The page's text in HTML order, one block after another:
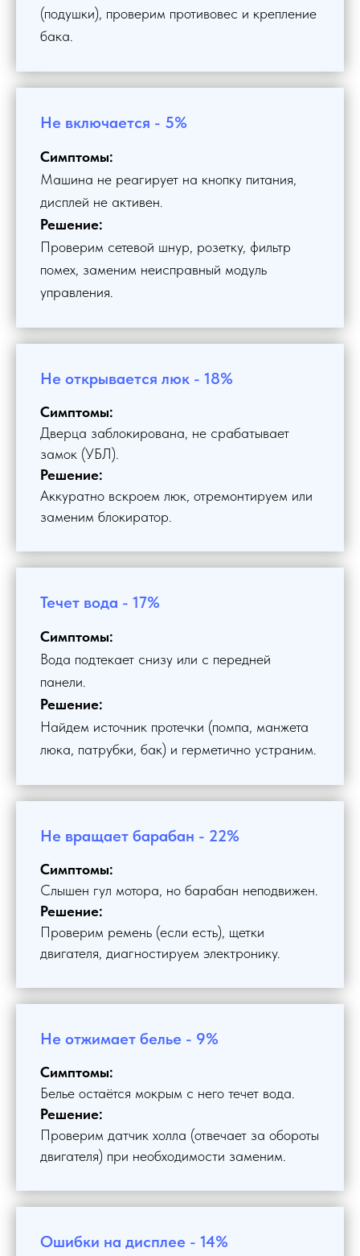
(подушки), проверим противовес и крепление
бака.
Не включается - 5%
Симптомы:
Машина не реагирует на кнопку питания,
дисплей не активен.
Решение:
Проверим сетевой шнур, розетку, фильтр
помех, заменим неисправный модуль
управления.
Не открывается люк - 18%
Симптомы:
Дверца заблокирована, не срабатывает
замок (УБЛ).
Решение:
Аккуратно вскроем люк, отремонтируем или
заменим блокиратор.
Течет вода - 17%
Симптомы:
Вода подтекает снизу или с передней
панели.
Решение:
Найдем источник протечки (помпа, манжета
люка, патрубки, бак) и герметично устраним.
Не вращает барабан - 22%
Симптомы:
Слышен гул мотора, но барабан неподвижен.
Решение:
Проверим ремень (если есть), щетки
двигателя, диагностируем электронику.
Не отжимает белье - 9%
Симптомы:
Белье остаётся мокрым с него течет вода.
Решение:
Проверим датчик холла (отвечает за обороты
двигателя) при необходимости заменим.
Ошибки на дисплее - 14%